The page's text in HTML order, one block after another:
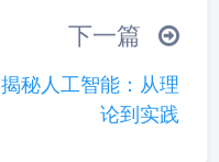
(ノ°ο°)ノ
下一篇
揭秘人工智能：从理
论到实践